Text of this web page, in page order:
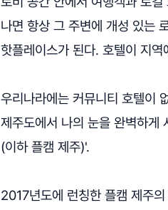
나면 항상 그 주변에 개성 있는
핫플레이스가 된다. 호텔이 지
우리나라에는 커뮤니티 호텔이
제주도에서 나의 눈을 완벽하게
(이하 플캠 제주)'.
2017년도에 런칭한 플캠 제주